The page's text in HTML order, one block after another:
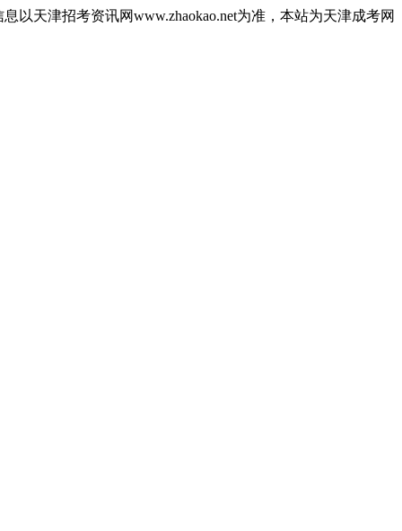
以天津招考资讯网www.zhaokao.net为准，本站为天津成考网